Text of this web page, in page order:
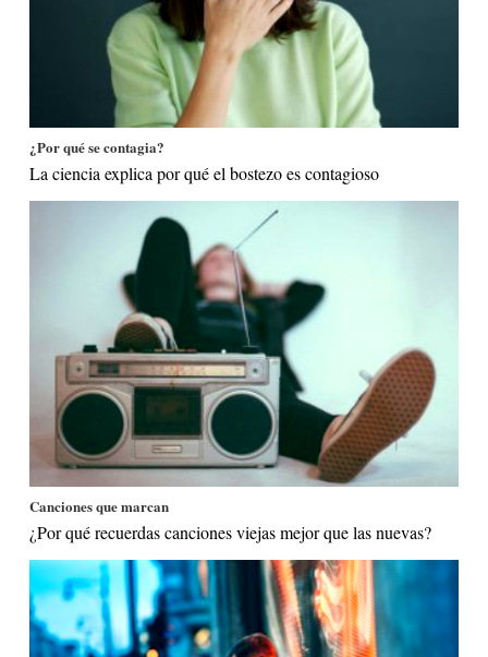
¿Por qué se contagia?
La ciencia explica por qué el bostezo es contagioso
Canciones que marcan
¿Por qué recuerdas canciones viejas mejor que las nuevas?